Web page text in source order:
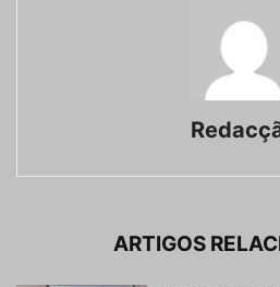
ARTIGOS